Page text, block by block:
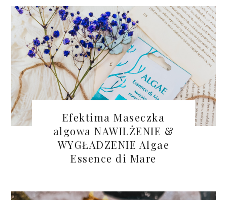
Efektima Maseczka
algowa NAWILŻENIE &
WYGŁADZENIE Algae
Essence di Mare